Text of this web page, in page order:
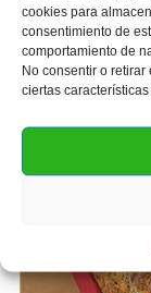
cookies para
consentimiento de
comportamiento de
No consentir o
ciertas características